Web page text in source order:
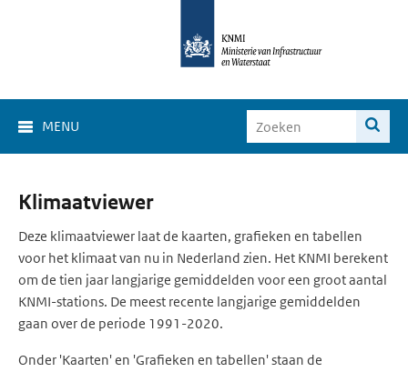
MENU
Klimaat
Viewer
Klimaatviewer
Deze klimaatviewer laat de kaarten, grafieken en tabellen
voor het klimaat van nu in Nederland zien. Het KNMI berekent
om de tien jaar langjarige gemiddelden voor een groot aantal
KNMI-stations. De meest recente langjarige gemiddelden
gaan over de periode 1991-2020.
Onder 'Kaarten' en 'Grafieken en tabellen' staan de